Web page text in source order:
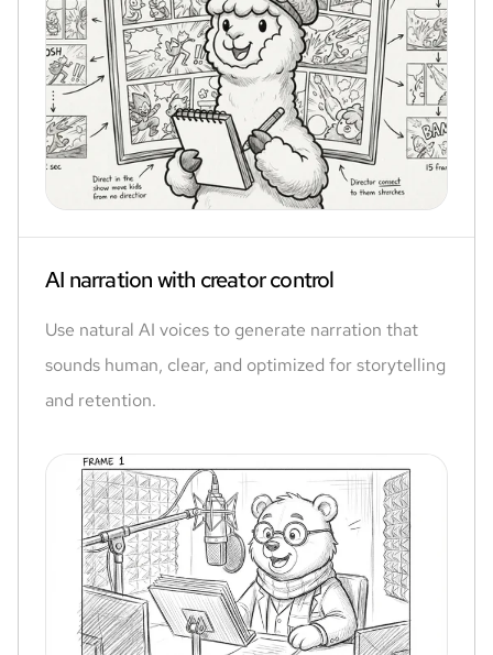
AI narration with creator control
Use natural AI voices to generate narration that
sounds human, clear, and optimized for storytelling
and retention.